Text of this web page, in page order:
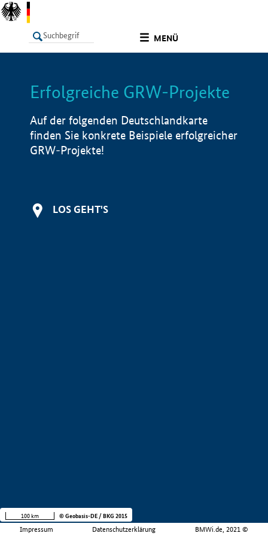
MENÜ
LISTE Info
Erfolgreiche GRW-Projekte
Auf der folgenden Deutschlandkarte
finden Sie konkrete Beispiele erfolgreicher
GRW-Projekte!
LOS GEHT'S
Impressum Datenschutzerklärung BMWi.de, 2021 ©
100 km © Geobasis-DE / BKG 2015